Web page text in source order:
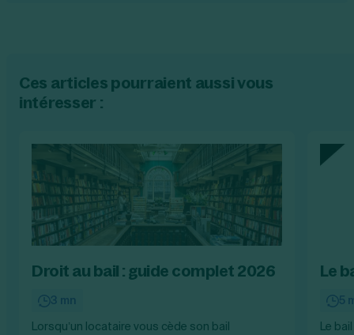
Ces articles pourraient aussi vous
intéresser :
Droit au bail : guide complet 2026
3 mn
Lorsqu’un locataire vous cède son bail
Le
5
Le